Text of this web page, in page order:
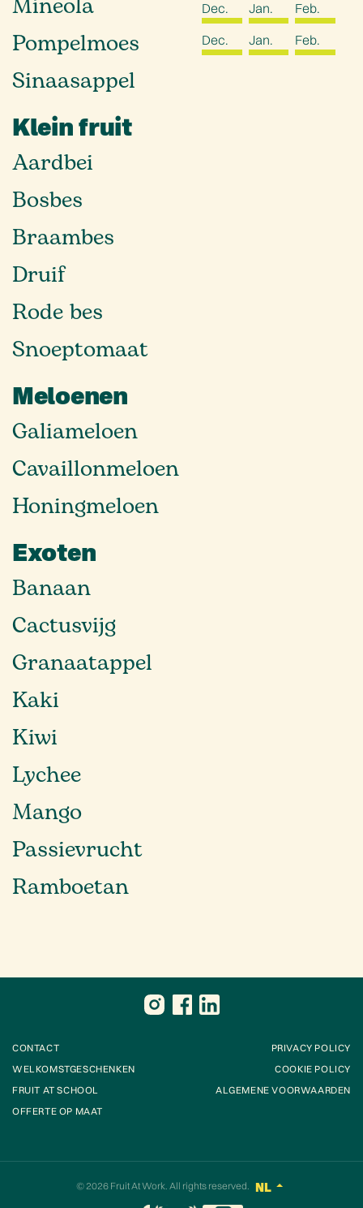
Pompelmoes
Sinaasappel
Klein fruit
Aardbei
Bosbes
Braambes
Druif
Rode bes
Snoeptomaat
Meloenen
Galiameloen
Cavaillonmeloen
Honingmeloen
Exoten
Banaan
Cactusvijg
Granaatappel
Kaki
Kiwi
Lychee
Mango
Passievrucht
Ramboetan
Dec.
Jan.
Feb.
Dec.
Jan. Feb.
CONTACT
WELKOMSTGESCHENKEN
FRUIT AT SCHOOL
OFFERTE OP MAAT
PRIVACY POLICY
COOKIE POLICY
ALGEMENE VOORWAARDEN
© 2026 Fruit At Work. All rights reserved. NL